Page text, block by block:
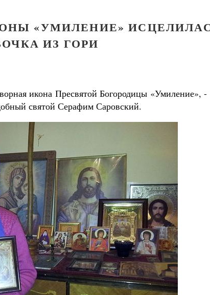
«УМИЛЕНИЕ»
ИЗ ГОРИ
икона Пресвятой Богородицы «Умиление», -
святой Серафим Саровский.
Георгий Победоносец. Научись у
святого
Роман Котов Чего ждет от нас Бог. 10
Святитель Николай